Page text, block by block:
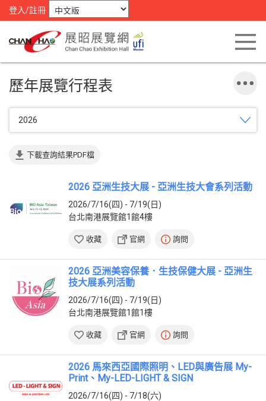
登入/註冊
歷年展覽行程表
2026
下載查詢結果PDF檔
2026 亞洲生技大展 - 亞洲生技大會系列活動
2026/7/16(四) - 7/19(日)
台北南港展覽館1館4樓
收藏 官網 詢問
2026 亞洲美容保養．生技保健大展 - 亞洲生
技大展系列活動
2026/7/16(四) - 7/19(日)
台北南港展覽館1館1樓
收藏 官網 詢問
2026 馬來西亞國際照明、LED與廣告展 My-
Print、My-LED-LIGHT & SIGN
2026/7/16(四) - 7/18(六)